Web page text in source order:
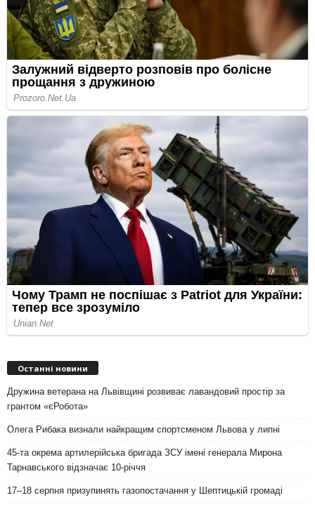
Останні новини
Дружина ветерана на Львівщині розвиває лавандовий простір за
грантом «єРобота»
Олега Рибака визнали найкращим спортсменом Львова у липні
45-та окрема артилерійська бригада ЗСУ імені генерала Мирона
Тарнавського відзначає 10-річчя
17–18 серпня призупинять газопостачання у Шептицькій громаді